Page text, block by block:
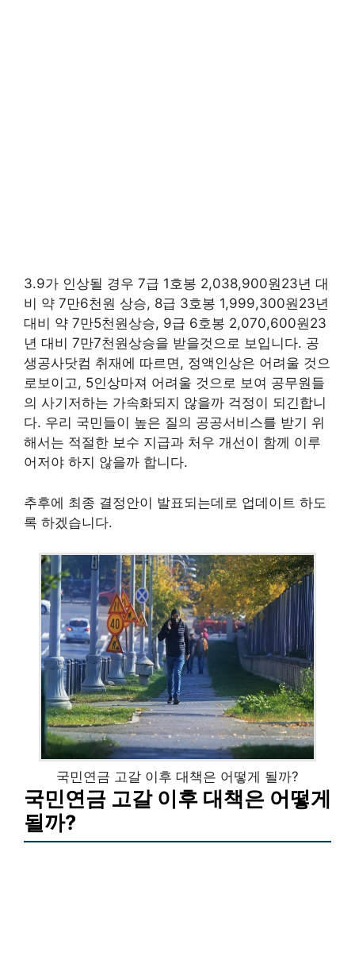
3.9가 인상될 경우 7급 1호봉 2,038,900원23년 대
비 약 7만6천원 상승, 8급 3호봉 1,999,300원23년
대비 약 7만5천원상승, 9급 6호봉 2,070,600원23
년 대비 7만7천원상승을 받을것으로 보입니다. 공
생공사닷컴 취재에 따르면, 정액인상은 어려울 것으
로보이고, 5인상마져 어려울 것으로 보여 공무원들
의 사기저하는 가속화되지 않을까 걱정이 되긴합니
다. 우리 국민들이 높은 질의 공공서비스를 받기 위
해서는 적절한 보수 지급과 처우 개선이 함께 이루
어저야 하지 않을까 합니다.
추후에 최종 결정안이 발표되는데로 업데이트 하도
록 하겠습니다.
국민연금 고갈 이후 대책은 어떻게 될까?
국민연금 고갈 이후 대책은 어떻게
될까?